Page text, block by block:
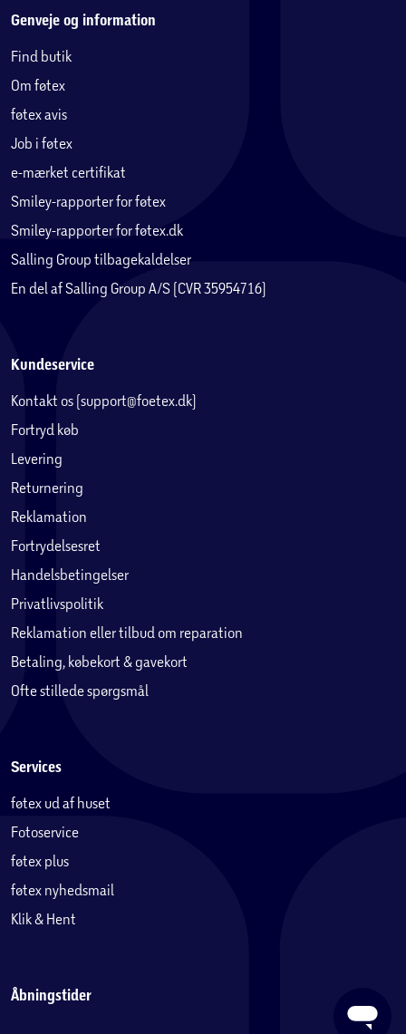
Genveje og information
Find butik
Om føtex
føtex avis
Job i føtex
e-mærket certifikat
Smiley-rapporter for føtex
Smiley-rapporter for føtex.dk
Salling Group tilbagekaldelser
En del af Salling Group A/S (CVR 35954716)
Kundeservice
Kontakt os (support@foetex.dk)
Fortryd køb
Levering
Returnering
Reklamation
Fortrydelsesret
Handelsbetingelser
Privatlivspolitik
Reklamation eller tilbud om reparation
Betaling, købekort & gavekort
Ofte stillede spørgsmål
Services
føtex ud af huset
Fotoservice
føtex plus
føtex nyhedsmail
Klik & Hent
Åbningstider